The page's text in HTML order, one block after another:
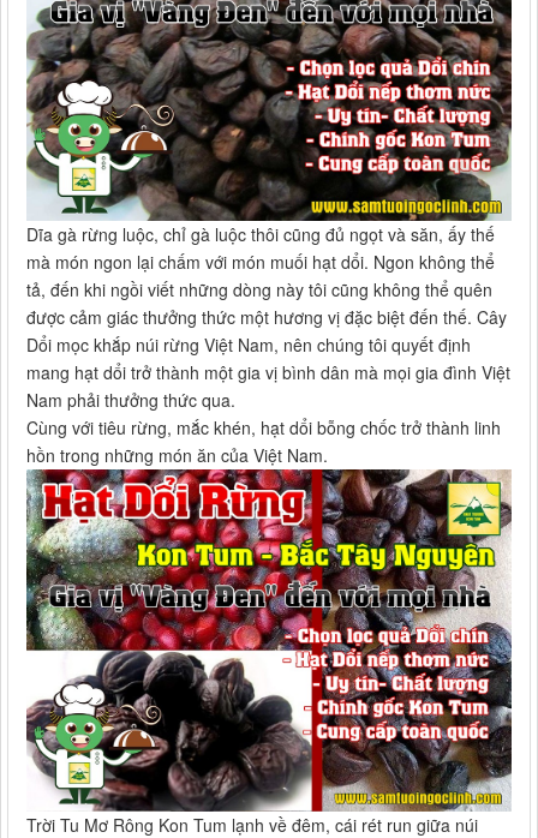
Dĩa gà rừng luộc, chỉ gà luộc thôi cũng đủ ngọt và săn, ấy thế
mà món ngon lại chấm với món muối hạt dổi. Ngon không thể
tả, đến khi ngồi viết những dòng này tôi cũng không thể quên
được cảm giác thưởng thức một hương vị đặc biệt đến thế. Cây
Dổi mọc khắp núi rừng Việt Nam, nên chúng tôi quyết định
mang hạt dổi trở thành một gia vị bình dân mà mọi gia đình Việt
Nam phải thưởng thức qua.
Cùng với tiêu rừng, mắc khén, hạt dổi bỗng chốc trở thành linh
hồn trong những món ăn của Việt Nam.
Trời Tu Mơ Rông Kon Tum lạnh về đêm, cái rét run giữa núi